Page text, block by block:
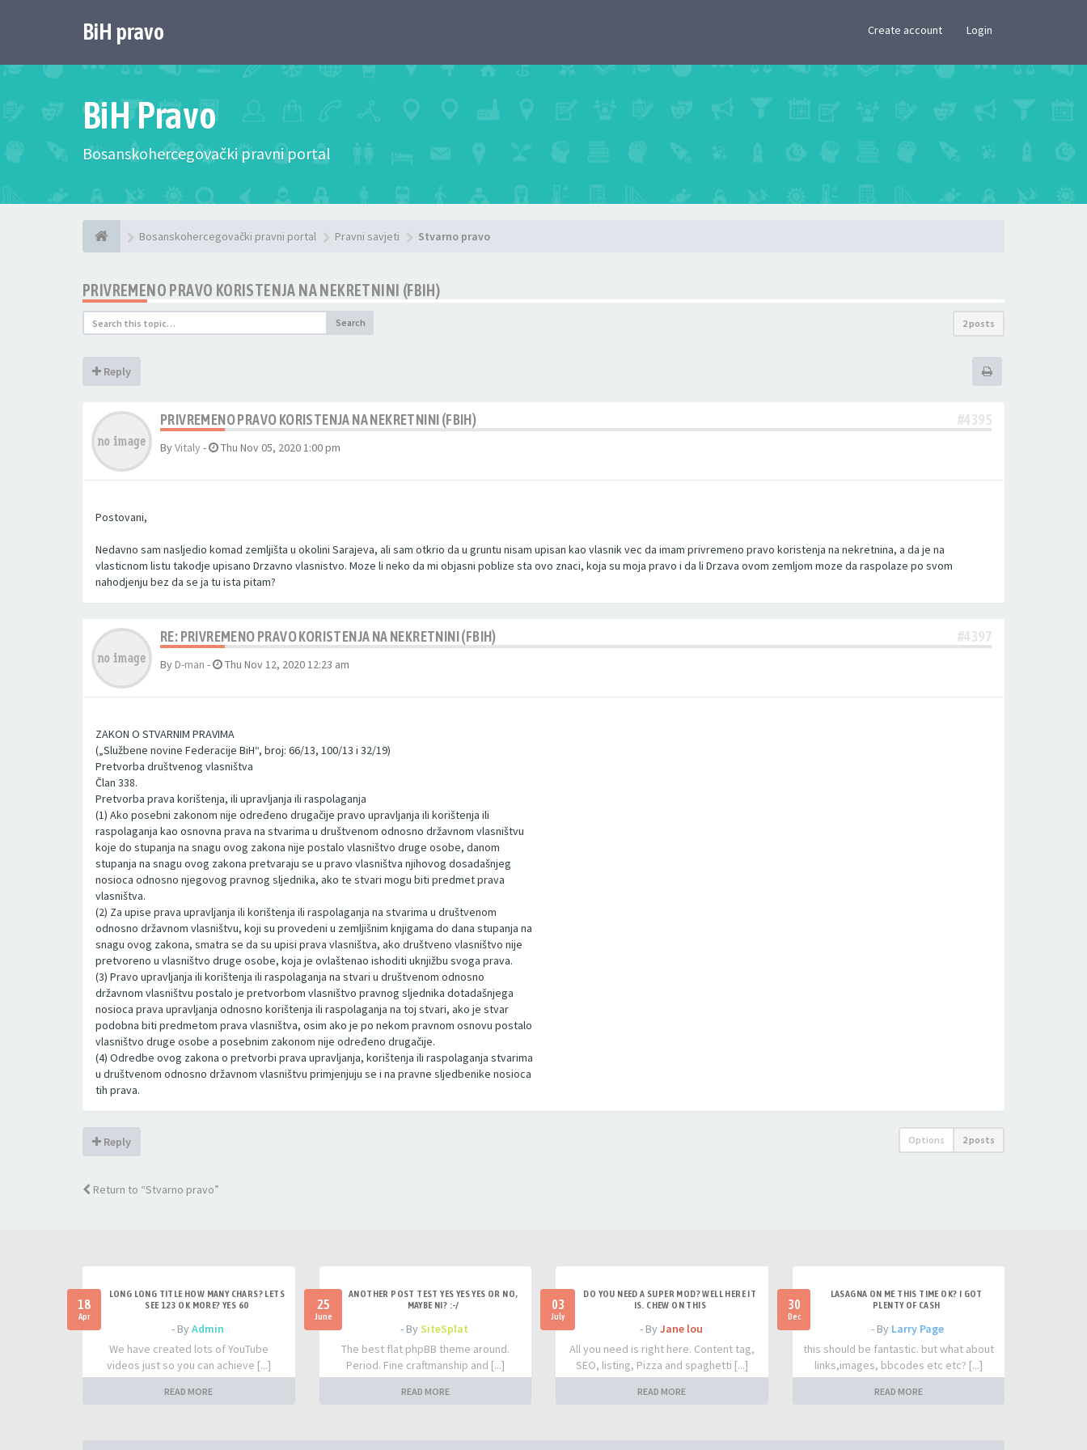
BiH pravo Create account Login
BiH Pravo
Bosanskohercegovački pravni portal
Bosanskohercegovački pravni portal Pravni savjeti Stvarno pravo
PRIVREMENO PRAVO KORISTENJA NA NEKRETNINI (FBIH)
Search 2 posts
Reply
PRIVREMENO PRAVO KORISTENJA NA NEKRETNINI (FBIH) #4395
ByVitaly- Thu Nov 05, 2020 1:00 pm
Postovani,
Nedavno sam nasljedio komad zemljišta u okolini Sarajeva, ali sam otkrio da u gruntu nisam upisan kao vlasnik vec da imam privremeno pravo koristenja na nekretnina, a da je na
vlasticnom listu takodje upisano Drzavno vlasnistvo. Moze li neko da mi objasni poblize sta ovo znaci, koja su moja pravo i da li Drzava ovom zemljom moze da raspolaze po svom
nahodjenju bez da se ja tu ista pitam?
RE: PRIVREMENO PRAVO KORISTENJA NA NEKRETNINI (FBIH) #4397
By D-man - Thu Nov 12, 2020 12:23 am
ZAKON O STVARNIM PRAVIMA
(„Službene novine Federacije BiH“, broj: 66/13, 100/13 i 32/19)
Pretvorba društvenog vlasništva
Član 338.
Pretvorba prava korištenja, ili upravljanja ili raspolaganja
(1) Ako posebni zakonom nije određeno drugačije pravo upravljanja ili korištenja ili
raspolaganja kao osnovna prava na stvarima u društvenom odnosno državnom vlasništvu
koje do stupanja na snagu ovog zakona nije postalo vlasništvo druge osobe, danom
stupanja na snagu ovog zakona pretvaraju se u pravo vlasništva njihovog dosadašnjeg
nosioca odnosno njegovog pravnog sljednika, ako te stvari mogu biti predmet prava
vlasništva.
(2) Za upise prava upravljanja ili korištenja ili raspolaganja na stvarima u društvenom
odnosno državnom vlasništvu, koji su provedeni u zemljišnim knjigama do dana stupanja na
snagu ovog zakona, smatra se da su upisi prava vlasništva, ako društveno vlasništvo nije
pretvoreno u vlasništvo druge osobe, koja je ovlaštenao ishoditi uknjižbu svoga prava.
(3) Pravo upravljanja ili korištenja ili raspolaganja na stvari u društvenom odnosno
državnom vlasništvu postalo je pretvorbom vlasništvo pravnog sljednika dotadašnjega
nosioca prava upravljanja odnosno korištenja ili raspolaganja na toj stvari, ako je stvar
podobna biti predmetom prava vlasništva, osim ako je po nekom pravnom osnovu postalo
vlasništvo druge osobe a posebnim zakonom nije određeno drugačije.
(4) Odredbe ovog zakona o pretvorbi prava upravljanja, korištenja ili raspolaganja stvarima
u društvenom odnosno državnom vlasništvu primjenjuju se i na pravne sljedbenike nosioca
tih prava.
Reply Options 2 posts
Return to “Stvarno pravo”
18
Apr
LONG LONG TITLE HOW MANY CHARS? LETS
SEE 123 OK MORE? YES 60
- ByAdmin
We have created lots of YouTube
videos just so you can achieve [...]
READ MORE
25
June
ANOTHER POST TEST YES YES YES OR NO,
MAYBE NI? :-/
- BySiteSplat
The best flat phpBB theme around.
Period. Fine craftmanship and [...]
READ MORE
03
July
DO YOU NEED A SUPER MOD? WELL HERE IT
IS. CHEW ON THIS
- By Jane lou
All you need is right here. Content tag,
SEO, listing, Pizza and spaghetti [...]
READ MORE
30
Dec
LASAGNA ON ME THIS TIME OK? I GOT
PLENTY OF CASH
- By Larry Page
this should be fantastic. but what about
links,images, bbcodes etc etc? [...]
READ MORE